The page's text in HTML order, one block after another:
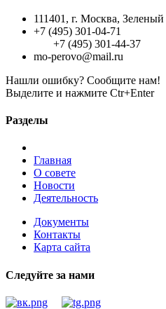
111401, г. Москва,
+7 (495) 301-04-71
+7 (495) 301-44-37
mo-perovo@mail.ru
Нашли ошибку? Сообщите нам!
Выделите и нажмите Ctr+Enter
Разделы
Главная
О совете
Новости
Деятельность
Документы
Контакты
Карта сайта
Следуйте за нами